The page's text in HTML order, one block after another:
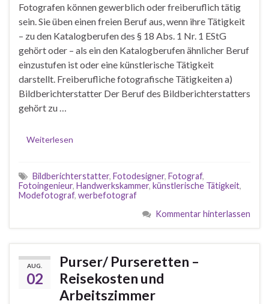
Fotografen können gewerblich oder freiberuflich tätig
sein. Sie üben einen freien Beruf aus, wenn ihre Tätigkeit
– zu den Katalogberufen des § 18 Abs. 1 Nr. 1 EStG
gehört oder – als ein den Katalogberufen ähnlicher Beruf
einzustufen ist oder eine künstlerische Tätigkeit
darstellt. Freiberufliche fotografische Tätigkeiten a)
Bildberichterstatter Der Beruf des Bildberichterstatters
gehört zu …
Weiterlesen
Bildberichterstatter, Fotodesigner, Fotograf,
Fotoingenieur, Handwerkskammer, künstlerische Tätigkeit,
Modefotograf, werbefotograf
Kommentar hinterlassen
AUG.
02
Purser/ Purseretten –
Reisekosten und
Arbeitszimmer